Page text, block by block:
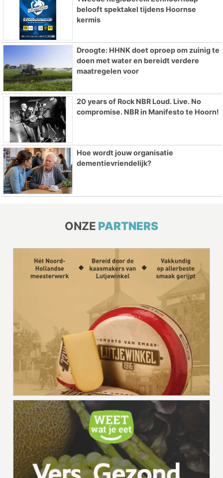
belooft spektakel tijdens Hoornse
kermis
Droogte: HHNK doet oproep om zuinig te
doen met water en bereidt verdere
maatregelen voor
20 years of Rock NBR Loud. Live. No
compromise. NBR in Manifesto te Hoorn!
Hoe wordt jouw organisatie
dementievriendelijk?
ONZE PARTNERS